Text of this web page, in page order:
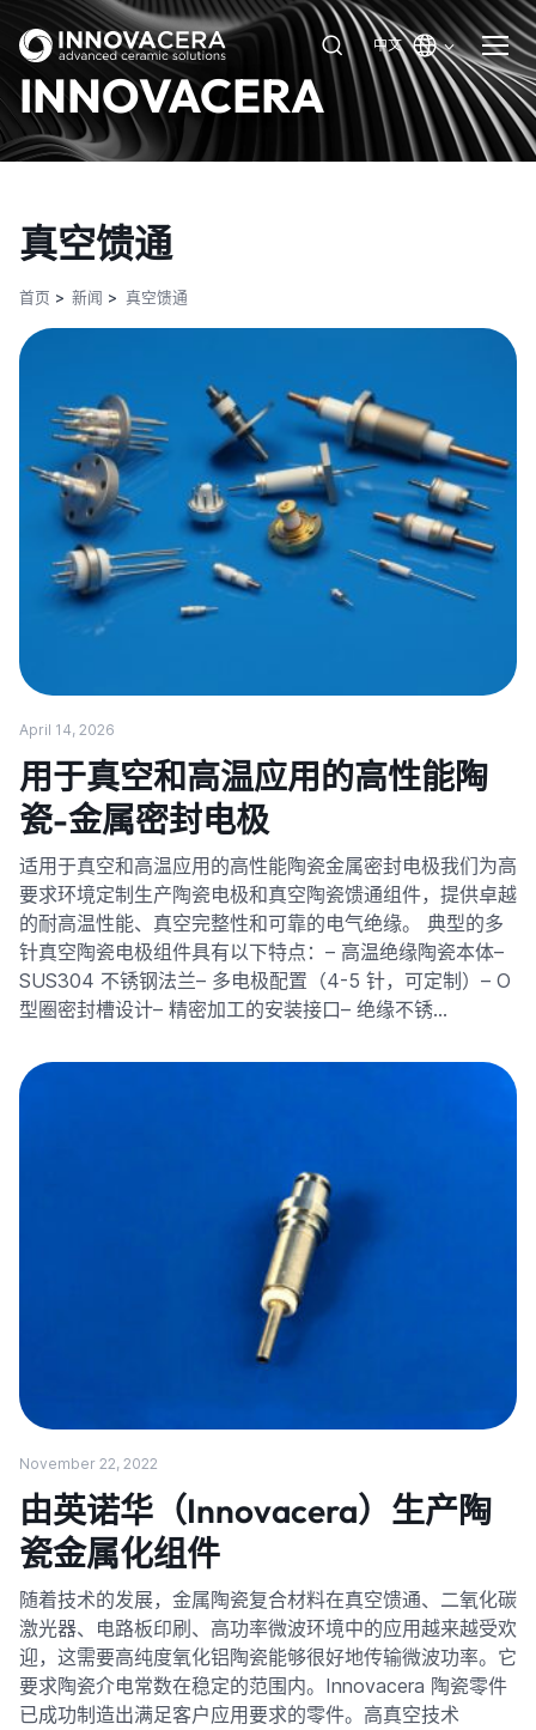
中文
INNOVACERA
真空馈通
首页 新闻 真空馈通
April 14, 2026
用于真空和高温应用的高性能陶
瓷-金属密封电极
适用于真空和高温应用的高性能陶瓷金属密封电极我们为高
要求环境定制生产陶瓷电极和真空陶瓷馈通组件，提供卓越
的耐高温性能、真空完整性和可靠的电气绝缘。 典型的多
针真空陶瓷电极组件具有以下特点：– 高温绝缘陶瓷本体–
SUS304 不锈钢法兰– 多电极配置（4-5 针，可定制）– O
型圈密封槽设计– 精密加工的安装接口– 绝缘不锈…
November 22, 2022
由英诺华（Innovacera）生产陶
瓷金属化组件
随着技术的发展，金属陶瓷复合材料在真空馈通、二氧化碳
激光器、电路板印刷、高功率微波环境中的应用越来越受欢
迎，这需要高纯度氧化铝陶瓷能够很好地传输微波功率。它
要求陶瓷介电常数在稳定的范围内。Innovacera 陶瓷零件
已成功制造出满足客户应用要求的零件。高真空技术